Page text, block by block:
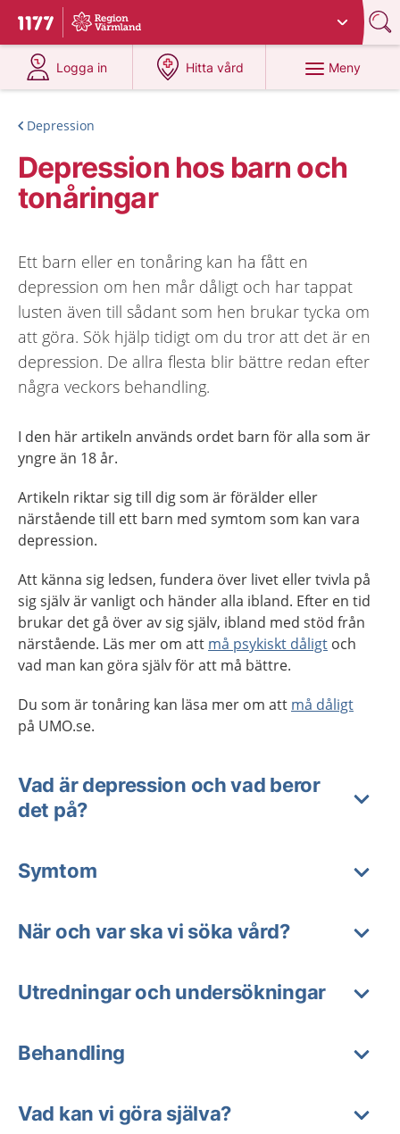
Till startsidan för 1177
Du har valt region
Logga in
på 1177.se
Hitta vård
på 1177.se
Meny
Depression
Depression hos barn och
tonåringar
Ett barn eller en tonåring kan ha fått en
depression om hen mår dåligt och har tappat
lusten även till sådant som hen brukar tycka om
att göra. Sök hjälp tidigt om du tror att det är en
depression. De allra flesta blir bättre redan efter
några veckors behandling.
I den här artikeln används ordet barn för alla som är
yngre än 18 år.
Artikeln riktar sig till dig som är förälder eller
närstående till ett barn med symtom som kan vara
depression.
Att känna sig ledsen, fundera över livet eller tvivla på
sig själv är vanligt och händer alla ibland. Efter en tid
brukar det gå över av sig själv, ibland med stöd från
närstående. Läs mer om att må psykiskt dåligt och
vad man kan göra själv för att må bättre.
Du som är tonåring kan läsa mer om att må dåligt
på UMO.se.
Vad är depression och vad beror
det på?
Symtom
När och var ska vi söka vård?
Utredningar och undersökningar
Behandling
Vad kan vi göra själva?